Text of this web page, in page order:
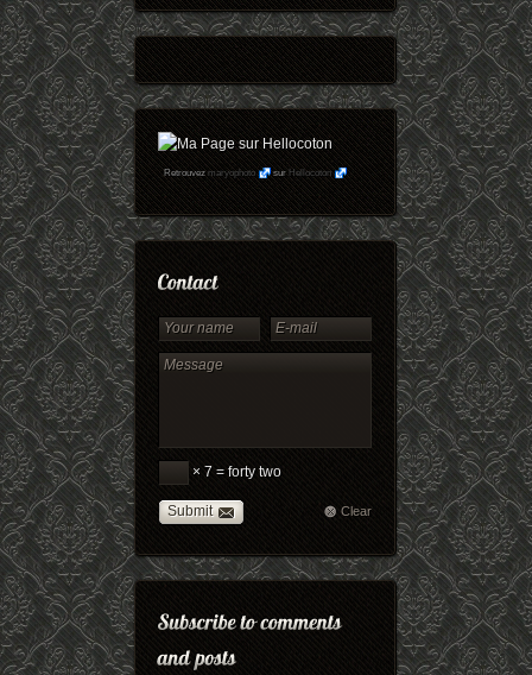
Retrouvezmaryophoto surHellocoton
× 7 = forty two
Submit Clear